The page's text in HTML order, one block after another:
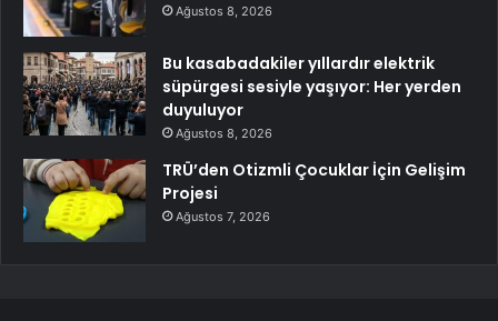
Ağustos 8, 2026
Bu kasabadakiler yıllardır elektrik
süpürgesi sesiyle yaşıyor: Her yerden
duyuluyor
Ağustos 8, 2026
TRÜ’den Otizmli Çocuklar İçin Gelişim
Projesi
Ağustos 7, 2026